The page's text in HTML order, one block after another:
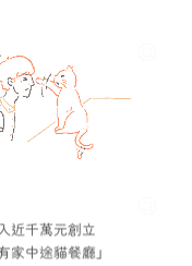
近千萬元創立
家中途貓餐廳」